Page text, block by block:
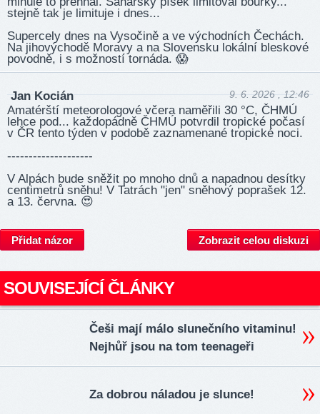
stejně tak je limituje i dnes...
Supercely dnes na Vysočině a ve východních Čechách.
Na jihovýchodě Moravy a na Slovensku lokální bleskové
povodně, i s možností tornáda. 😱
Jan Kocián 9. 6. 2026 , 12:46
Amatérští meteorologové včera naměřili 30 °C, ČHMÚ
lehce pod... každopádně ČHMÚ potvrdil tropické počasí
v ČR tento týden v podobě zaznamenané tropické noci.
--------------------
V Alpách bude sněžit po mnoho dnů a napadnou desítky
centimetrů sněhu! V Tatrách "jen" sněhový poprašek 12.
a 13. června. 😍
Přidat názor Zobrazit celou diskuzi
SOUVISEJÍCÍ ČLÁNKY
Češi mají málo slunečního vitaminu!
Nejhůř jsou na tom teenageři
Za dobrou náladou je slunce!